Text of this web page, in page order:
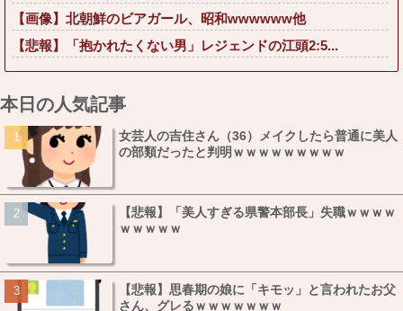
【画像】北朝鮮のビアガール、昭和wwwwww他
【悲報】「抱かれたくない男」レジェンドの江頭2:5...
本日の人気記事
女芸人の吉住さん（36）メイクしたら普通に美人
の部類だったと判明ｗｗｗｗｗｗｗｗｗ
【悲報】「美人すぎる県警本部長」失職ｗｗｗｗ
ｗｗｗｗｗ
【悲報】思春期の娘に「キモッ」と言われたお父
さん、グレるｗｗｗｗｗｗｗ